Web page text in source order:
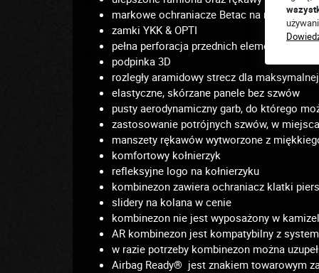
markowe ochraniacze Betac na
zamki YKK & OPTI
pełna perforacja przednich elementów,
podpinka 3D
rozległy aramidowy strecz dla
elastyczne, skórzane panele bez szwów
pusty aerodynamiczny garb, do którego
zastosowanie potrójnych szwów, w
manszety rękawów wytworzone z
komfortowy kołnierzyk
refleksyjne logo na kołnierzyku
kombinezon zawiera ochraniacz klatki
slidery na kolana w cenie
kombinezon nie jest wyposażony w
AR kombinezon jest kompatybilny z
w razie potrzeby kombinezon można
Airbag Ready® jest znakiem towarowym